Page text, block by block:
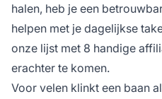
halen, heb je een
helpen met je dagelijkse
onze lijst met 8 handige
erachter te komen.
Voor velen klinkt een baan